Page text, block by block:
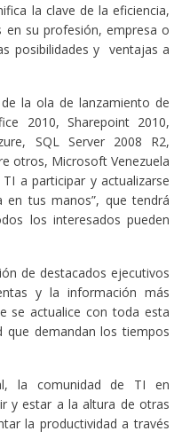
la clave de la eficiencia,
en su profesión, empresa o
posibilidades y ventajas a
la ola de lanzamiento de
2010, Sharepoint 2010,
SQL Server 2008 R2,
otros, Microsoft Venezuela
a participar y actualizarse
en tus manos”, que tendrá
los interesados pueden
de destacados ejecutivos
y la información más
se actualice con toda esta
que demandan los tiempos
la comunidad de TI en
y estar a la altura de otras
la productividad a través